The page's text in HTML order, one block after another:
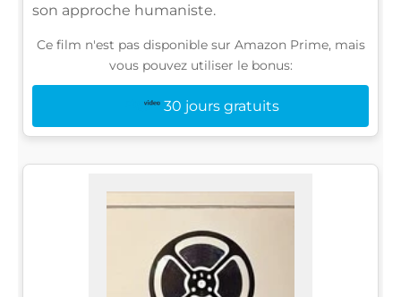
son approche humaniste.
Ce film n'est pas disponible sur Amazon Prime, mais
vous pouvez utiliser le bonus:
30 jours gratuits